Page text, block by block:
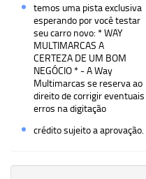
temos uma pista exclusiva
esperando por você testar
seu carro novo: * WAY
MULTIMARCAS A
CERTEZA DE UM BOM
NEGÓCIO * - A Way
Multimarcas se reserva ao
direito de corrigir eventuais
erros na digitação
crédito sujeito a aprovação.